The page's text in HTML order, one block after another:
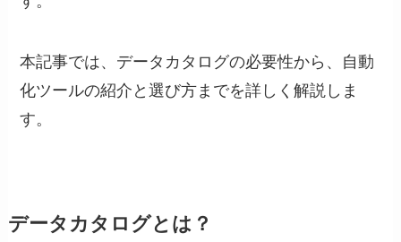
本記事では、データカタログの必要性から、自動
化ツールの紹介と選び方までを詳しく解説しま
す。
データカタログとは？